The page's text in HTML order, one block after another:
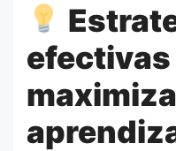
efectivas